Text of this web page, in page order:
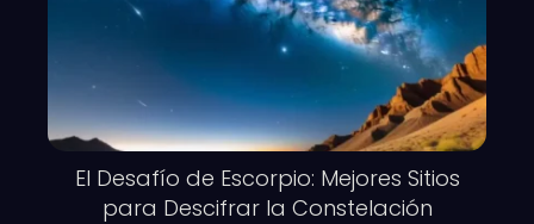
El Desafío de Escorpio: Mejores Sitios
para Descifrar la Constelación